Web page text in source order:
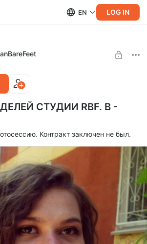
EN LOG IN
СТУДИИ RBF. B -
Контракт заключен не был.